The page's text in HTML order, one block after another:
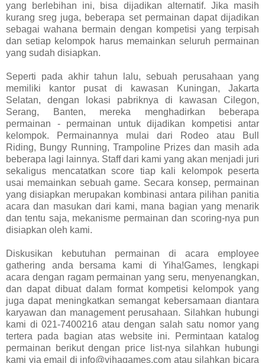
yang berlebihan ini, bisa dijadikan alternatif. Jika masih
kurang sreg juga, beberapa set permainan dapat dijadikan
sebagai wahana bermain dengan kompetisi yang terpisah
dan setiap kelompok harus memainkan seluruh permainan
yang sudah disiapkan.
Seperti pada akhir tahun lalu, sebuah perusahaan yang
memiliki kantor pusat di kawasan Kuningan, Jakarta
Selatan, dengan lokasi pabriknya di kawasan Cilegon,
Serang, Banten, mereka menghadirkan beberapa
permainan - permainan untuk dijadikan kompetisi antar
kelompok. Permainannya mulai dari Rodeo atau Bull
Riding, Bungy Running, Trampoline Prizes dan masih ada
beberapa lagi lainnya. Staff dari kami yang akan menjadi juri
sekaligus mencatatkan score tiap kali kelompok peserta
usai memainkan sebuah game. Secara konsep, permainan
yang disiapkan merupakan kombinasi antara pilihan panitia
acara dan masukan dari kami, mana bagian yang menarik
dan tentu saja, mekanisme permainan dan scoring-nya pun
disiapkan oleh kami.
Diskusikan kebutuhan permainan di acara employee
gathering anda bersama kami di Yiha!Games, lengkapi
acara dengan ragam permainan yang seru, menyenangkan,
dan dapat dibuat dalam format kompetisi kelompok yang
juga dapat meningkatkan semangat kebersamaan diantara
karyawan dan management perusahaan. Silahkan hubungi
kami di 021-7400216 atau dengan salah satu nomor yang
tertera pada bagian atas website ini. Permintaan katalog
permainan berikut dengan price list-nya silahkan hubungi
kami via email di info@yihagames.com atau silahkan bicara